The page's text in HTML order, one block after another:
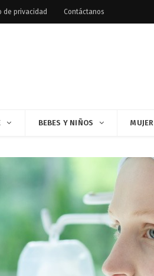
de privacidad Contáctanos
BEBES Y NIÑOS MUJER